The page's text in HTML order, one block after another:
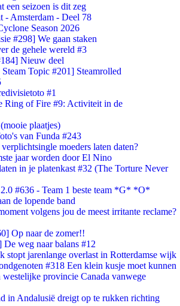
een seizoen is dit zeg
- Amsterdam - Deel 78
Season 2026
#298] We gaan staken
de gehele wereld #3
Nieuw deel
Topic #201] Steamrolled
#1
Ring of Fire #9: Activiteit in de
plaatjes)
van Funda #243
moeders laten daten?
jaar worden door El Nino
in je platenkast #32 (The Torture Never
#636 - Team 1 beste team *G* *O*
de lopende band
volgens jou de meest irritante reclame?
Op naar de zomer!!
weg naar balans #12
stopt jarenlange overlast in Rotterdamse wijk
#318 Een klein kusje moet kunnen
westelijke provincie Canada vanwege
in Andalusië dreigt op te rukken richting